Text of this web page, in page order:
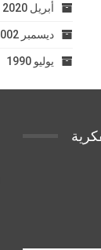
أبريل 2020
ديسمبر 2002
يوليو 1990